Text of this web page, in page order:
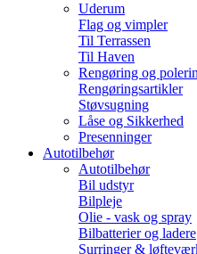
Uderum
Flag og vimpler
Til Terrassen
Til Haven
Rengøring og
Rengøringsartikler
Støvsugning
Låse og Sikkerhed
Presenninger
Autotilbehør
Autotilbehør
Bil udstyr
Bilpleje
Olie - vask og spray
Bilbatterier og ladere
Surringer &